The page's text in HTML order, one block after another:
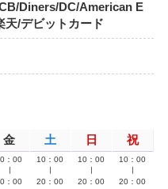
Diners/DC/American E
天/デビットカード
金 土 日 祝
：00
：00
10：00
20：00
10：00
20：00
10：00
20：00